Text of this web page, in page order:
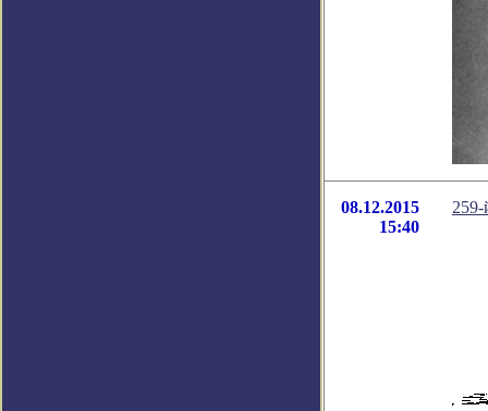
08.12.2015
15:40
259-